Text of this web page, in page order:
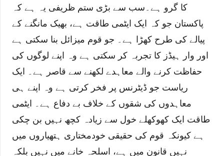
کا گرو ہے۔سب سے بڑی ستم ظریفی یہ ہے کہ
پاکستان جو کہ ایک ایٹمی طاقت ہے، بھیک مانگنے کے
پیالے کی طرح کھڑا ہے۔ جو قوم میزائل بنا سکتی ہے
اور وار ہیڈز کا تجربہ کر سکتی ہے وہ اپنے لوگوں کی
حفاظت کرنے والے معاہدے لکھنے سے قاصر ہے۔ ایک
ریاست جو ڈیٹرنس پر فخر کرتی ہے وہ اپنے ہی
معاہدوں کی شقوں کے خلاف بے دفاع ہے۔ ایٹمی
طاقت ایک کھوکھلے خول سے زیادہ کچھ نہیں بن چکی
ہے کیونکہ قوم کی حقیقی خودمختاری ہتھیاروں میں
نہیں قانون میں ہے، اسلحہ خانے میں نہیں بلکہ